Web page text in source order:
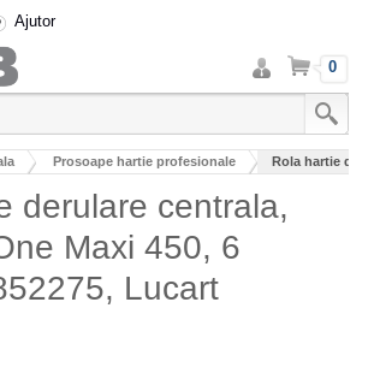
Ajutor
Intra
in
cont
Cos 0
Prosoape hartie profesionale
Rola hartie
derulare centrala,
Maxi 450, 6
Lucart